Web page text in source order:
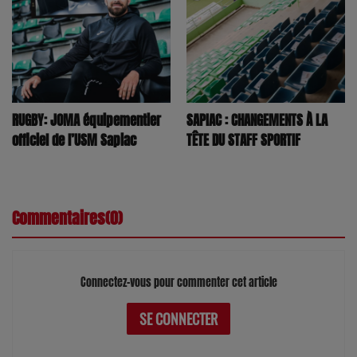
RUGBY: JOMA équipementier
officiel de l’USM Sapiac
SAPIAC : CHANGEMENTS À LA
TÊTE DU STAFF SPORTIF
Commentaires(0)
Connectez-vous pour commenter cet article
SE CONNECTER